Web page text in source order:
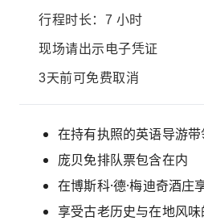
行程时长：7 小时
现场请出示电子凭证
3天前可免费取消
在持有执照的英语导游
庞贝免排队票包含在内
在博斯科·德·梅迪奇酒庄
享受古老历​​史与在地风